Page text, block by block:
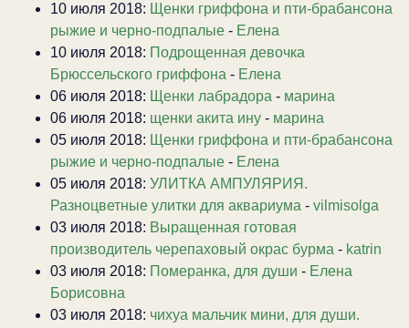
10 июля 2018: Щенки гриффона и пти-брабансона
рыжие и черно-подпалые - Елена
10 июля 2018: Подрощенная девочка
Брюссельского гриффона - Елена
06 июля 2018: Щенки лабрадора - марина
06 июля 2018: щенки акита ину - марина
05 июля 2018: Щенки гриффона и пти-брабансона
рыжие и черно-подпалые - Елена
05 июля 2018: УЛИТКА АМПУЛЯРИЯ.
Разноцветные улитки для аквариума - vilmisolga
03 июля 2018: Выращенная готовая
производитель черепаховый окрас бурма - katrin
03 июля 2018: Померанка, для души - Елена
Борисовна
03 июля 2018: чихуа мальчик мини, для души.